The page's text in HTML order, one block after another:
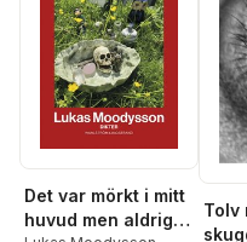
Det var mörkt i mitt
huvud men aldrig i
Tolv